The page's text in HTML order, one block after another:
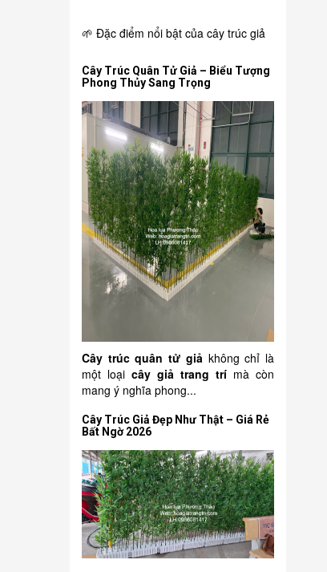
🌱 Đặc điểm nổi bật của cây trúc giả
Cây Trúc Quân Tử Giả – Biểu Tượng
Phong Thủy Sang Trọng
Cây trúc quân tử giảkhông chỉ là
một loại cây giả trang trí mà còn
mang ý nghĩa phong...
Cây Trúc Giả Đẹp Như Thật – Giá Rẻ
Bất Ngờ 2026